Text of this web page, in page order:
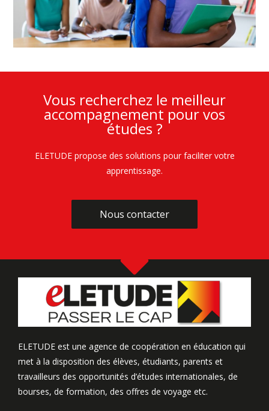
Vous recherchez le meilleur
accompagnement pour vos
études ?
ELETUDE propose des solutions pour faciliter votre
apprentissage.
Nous contacter
Nous contacter
ELETUDE est une agence de coopération en éducation qui
met à la disposition des élèves, étudiants, parents et
travailleurs des opportunités d’études internationales, de
bourses, de formation, des offres de voyage etc.